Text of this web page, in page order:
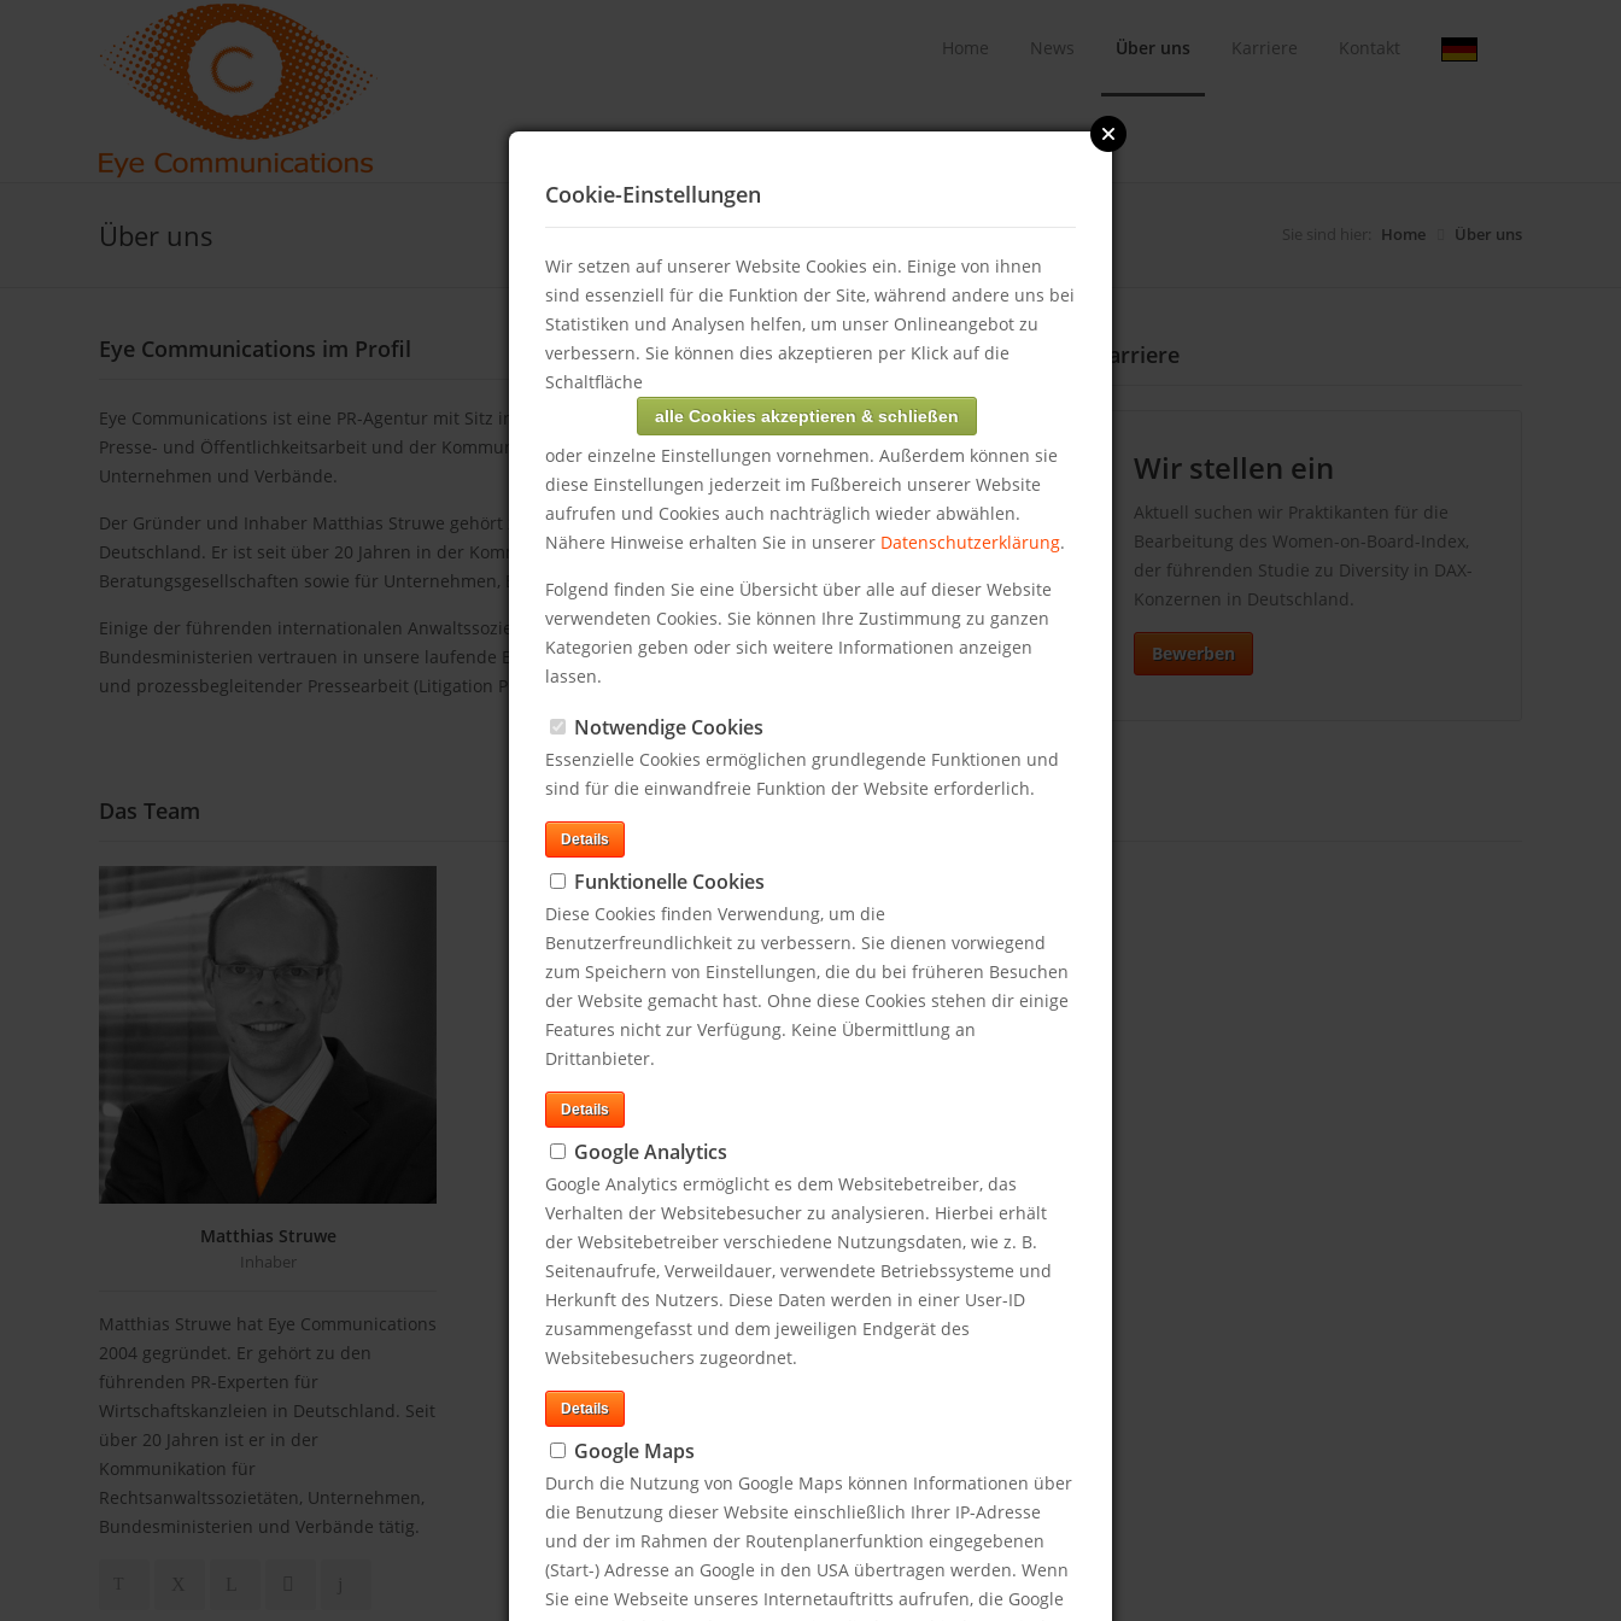
Home News Über uns Karriere Kontakt
Über uns Sie sind hier: Home Über uns
Eye Communications im Profil
Eye Communications ist eine PR-Agentur mit Sitz in Freiburg. Wir bieten eine umfassende Beratung im Bereich der
Presse- und Öffentlichkeitsarbeit und der Kommunikationsstrategie für internationale Wirtschaftskanzleien,
Unternehmen und Verbände.
Der Gründer und Inhaber Matthias Struwe gehört zu den führenden PR-Experten für Wirtschaftskanzleien in
Deutschland. Er ist seit über 20 Jahren in der Kommunikation für Rechtsanwaltssozietäten und
Beratungsgesellschaften sowie für Unternehmen, Bundesministerien und Verbände tätig.
Einige der führenden internationalen Anwaltssozietäten, Weltmarktführer aus verschiedenen Branchen wie auch
Bundesministerien vertrauen in unsere laufende Beratung wie auch auf spezielle Begleitung bei Krisenkommunikation
und prozessbegleitender Pressearbeit (Litigation PR).
Karriere
Wir stellen ein
Aktuell suchen wir Praktikanten für die
Bearbeitung des Women-on-Board-Index,
der führenden Studie zu Diversity in DAX-
Konzernen in Deutschland.
Bewerben
Das Team
Matthias Struwe
Inhaber
Matthias Struwe hat Eye Communications
2004 gegründet. Er gehört zu den
führenden PR-Experten für
Wirtschaftskanzleien in Deutschland. Seit
über 20 Jahren ist er in der
Kommunikation für
Rechtsanwaltssozietäten, Unternehmen,
Bundesministerien und Verbände tätig.
Cookie-Einstellungen
Wir setzen auf unserer Website Cookies ein. Einige von ihnen
sind essenziell für die Funktion der Site, während andere uns bei
Statistiken und Analysen helfen, um unser Onlineangebot zu
verbessern. Sie können dies akzeptieren per Klick auf die
Schaltfläche
alle Cookies akzeptieren & schließen
oder einzelne Einstellungen vornehmen. Außerdem können sie
diese Einstellungen jederzeit im Fußbereich unserer Website
aufrufen und Cookies auch nachträglich wieder abwählen.
Nähere Hinweise erhalten Sie in unserer Datenschutzerklärung.
Folgend finden Sie eine Übersicht über alle auf dieser Website
verwendeten Cookies. Sie können Ihre Zustimmung zu ganzen
Kategorien geben oder sich weitere Informationen anzeigen
lassen.
Notwendige Cookies
Essenzielle Cookies ermöglichen grundlegende Funktionen und
sind für die einwandfreie Funktion der Website erforderlich.
Details
Funktionelle Cookies
Diese Cookies finden Verwendung, um die
Benutzerfreundlichkeit zu verbessern. Sie dienen vorwiegend
zum Speichern von Einstellungen, die du bei früheren Besuchen
der Website gemacht hast. Ohne diese Cookies stehen dir einige
Features nicht zur Verfügung. Keine Übermittlung an
Drittanbieter.
Details
Google Analytics
Google Analytics ermöglicht es dem Websitebetreiber, das
Verhalten der Websitebesucher zu analysieren. Hierbei erhält
der Websitebetreiber verschiedene Nutzungsdaten, wie z. B.
Seitenaufrufe, Verweildauer, verwendete Betriebssysteme und
Herkunft des Nutzers. Diese Daten werden in einer User-ID
zusammengefasst und dem jeweiligen Endgerät des
Websitebesuchers zugeordnet.
Details
Google Maps
Durch die Nutzung von Google Maps können Informationen über
die Benutzung dieser Website einschließlich Ihrer IP-Adresse
und der im Rahmen der Routenplanerfunktion eingegebenen
(Start-) Adresse an Google in den USA übertragen werden. Wenn
Sie eine Webseite unseres Internetauftritts aufrufen, die Google